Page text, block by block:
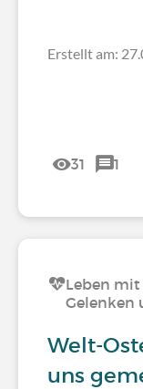
Erstellt am:
31 1
Leben
Gelenken
Welt-
uns